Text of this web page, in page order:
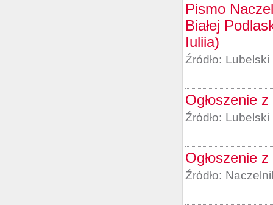
Pismo
Białej
Iuliia)
Źródło: Lubelski
Ogłoszenie
Źródło: Lubelski
Ogłoszenie
Źródło: